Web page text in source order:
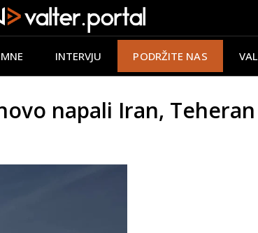
INTERVJU PODRŽITE NAS
napali Iran,